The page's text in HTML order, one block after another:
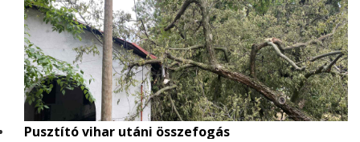
Pusztító vihar utáni összefogás